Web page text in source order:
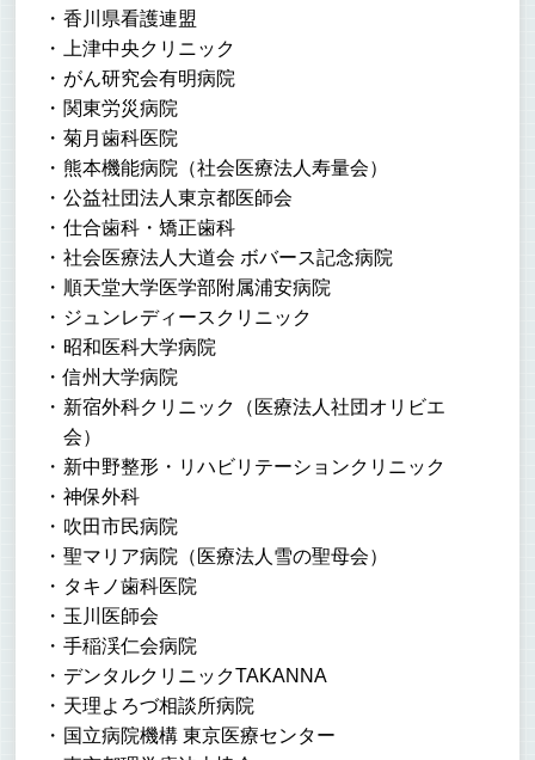
香川県看護連盟
上津中央クリニック
がん研究会有明病院
関東労災病院
菊月歯科医院
熊本機能病院（社会医療法人寿量会）
公益社団法人東京都医師会
仕合歯科・矯正歯科
社会医療法人大道会 ボバース記念病院
順天堂大学医学部附属浦安病院
ジュンレディースクリニック
昭和医科大学病院
信州大学病院
新宿外科クリニック（医療法人社団オリビエ
会）
新中野整形・リハビリテーションクリニック
神保外科
吹田市民病院
聖マリア病院（医療法人雪の聖母会）
タキノ歯科医院
玉川医師会
手稲渓仁会病院
デンタルクリニックTAKANNA
天理よろづ相談所病院
国立病院機構 東京医療センター